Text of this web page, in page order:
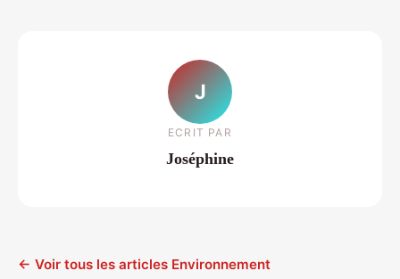
J
ECRIT PAR
Joséphine
← Voir tous les articles Environnement